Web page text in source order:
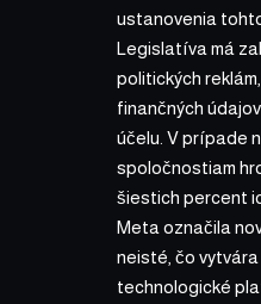
ustanovenia
Legislatíva má
politických
finančných
účelu. V prípade
spoločnostiam
šiestich percent
Meta označila
neisté, čo
technologické